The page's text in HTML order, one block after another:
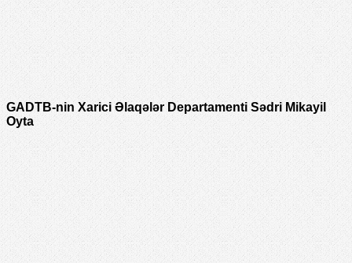
GADTB-nin Xarici Əlaqələr Departamenti Sədri Mikayil
Oyta